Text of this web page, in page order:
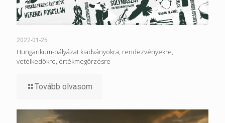
2022-01-25
Hungarikum-pályázat kiadványokra, rendezvényekre,
vetélkedőkre, értékmegőrzésre
Tovább olvasom